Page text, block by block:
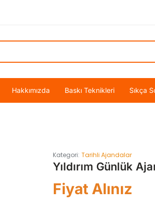
Hakkımızda Baskı Teknikleri Sıkça
Kategori: Tarihli Ajandalar
Yıldırım Günlük
Fiyat Alınız